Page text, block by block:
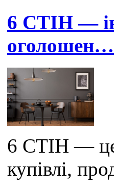
6 СТІН —
оголошен…
6 СТІН — це
купівлі,